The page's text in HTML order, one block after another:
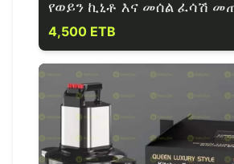
4,500 ETB